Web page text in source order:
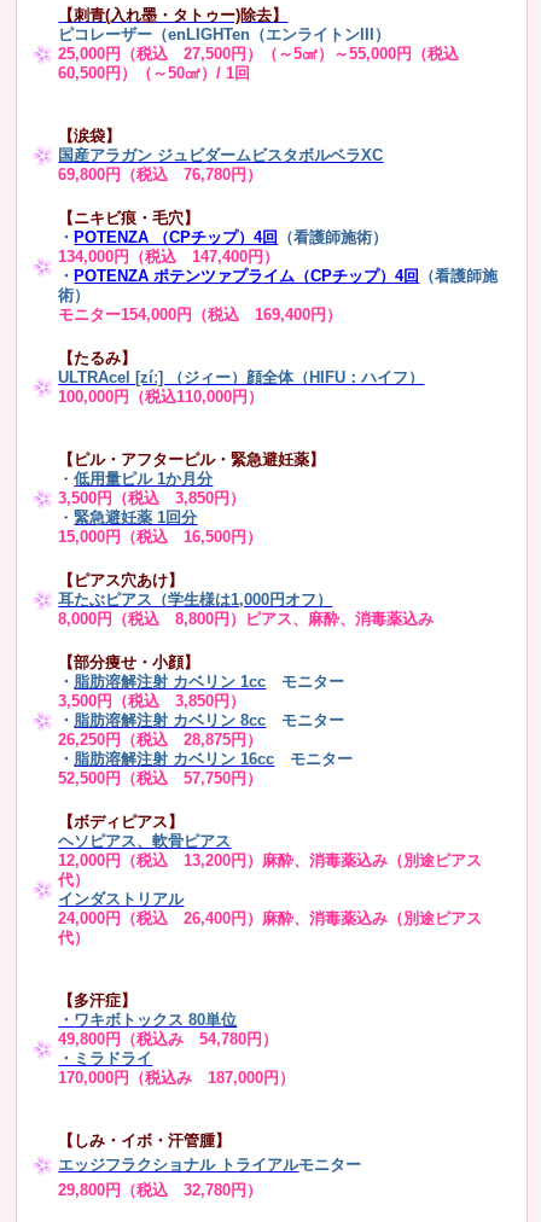
【刺青(入れ墨・タトゥー)除去】
ピコレーザー（enLIGHTen（エンライトンIII）
25,000円（税込 27,500円）（～5㎠）～55,000円（税込
60,500円）（～50㎠）/ 1回
【涙袋】
国産アラガン ジュビダームビスタボルベラXC
69,800円（税込 76,780円）
【ニキビ痕・毛穴】
・ POTENZA （CPチップ）4回
（看護師施術）
134,000円（税込 147,400円）
・ POTENZA ポテンツァプライム（CPチップ）4回
（看護師施
術）
モニター154,000円（税込 169,400円）
【たるみ】
ULTRAcel [zíː] （ジィー）顔全体（HIFU：ハイフ）
100,000円（税込110,000円）
【ピル・アフターピル・緊急避妊薬】
・低用量ピル 1か月分
3,500円（税込 3,850円）
・緊急避妊薬 1回分
15,000円（税込 16,500円）
【ピアス穴あけ】
耳たぶピアス（学生様は1,000円オフ）
8,000円（税込 8,800円）ピアス、麻酔、消毒薬込み
【部分痩せ・小顔】
・ 脂肪溶解注射 カベリン 1cc モニター
3,500円（税込 3,850円）
・ 脂肪溶解注射 カベリン 8cc モニター
26,250円（税込 28,875円）
・ 脂肪溶解注射 カベリン 16cc
モニター
52,500円（税込 57,750円）
【ボディピアス】
ヘソピアス、軟骨ピアス
12,000円（税込 13,200円）麻酔、消毒薬込み（別途ピアス
代）
インダストリアル
24,000円（税込 26,400円）麻酔、消毒薬込み（別途ピアス
代）
【多汗症】
・ ワキボトックス 80単位
49,800円（税込み 54,780円）
・ミラドライ
170,000円（税込み 187,000円）
【しみ・イボ・汗管腫】
エッジフラクショナル トライアルモニター
29,800円（税込 32,780円）